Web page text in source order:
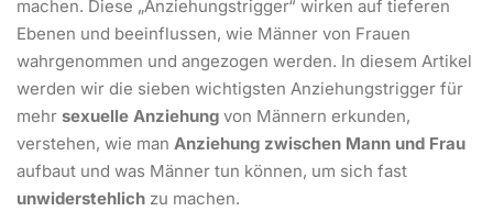
machen. Diese „Anziehungstrigger“ wirken auf tieferen
Ebenen und beeinflussen, wie Männer von Frauen
wahrgenommen und angezogen werden. In diesem Artikel
werden wir die sieben wichtigsten Anziehungstrigger für
mehr sexuelle Anziehung von Männern erkunden,
verstehen, wie man Anziehung zwischen Mann und Frau
aufbaut und was Männer tun können, um sich fast
unwiderstehlich zu machen.